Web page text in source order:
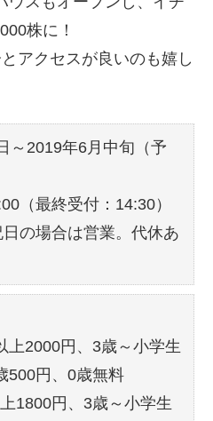
株に！
アクセスが良いのも嬉し
～2019年6月中旬（予
（最終受付：14:30）
の場合は営業。代休あ
上2000円、3歳～小学生
500円、0歳無料
1800円、3歳～小学生